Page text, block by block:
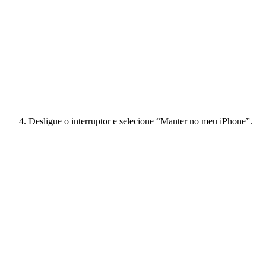
Desligue o interruptor e selecione “Manter no meu iPhone”.